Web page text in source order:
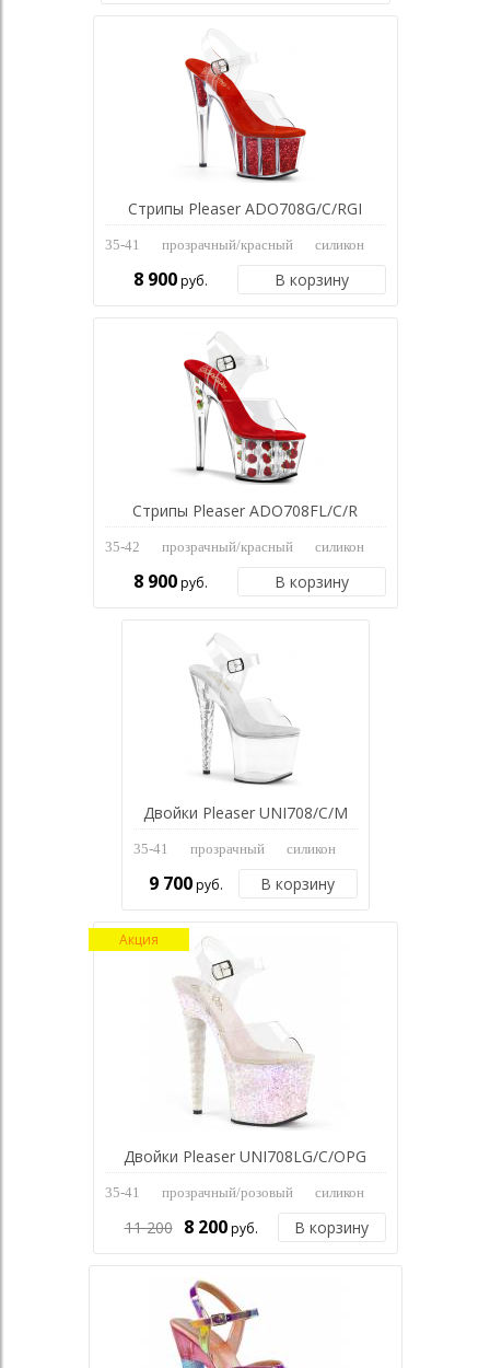
Стрипы Pleaser ADO708G/C/RGI
35-41 прозрачный/красный силикон
8 900руб. В корзину
Стрипы Pleaser ADO708FL/C/R
35-42 прозрачный/красный силикон
8 900руб. В корзину
Двойки Pleaser UNI708/C/M
35-41 прозрачный силикон
9 700руб. В корзину
Акция
Двойки Pleaser UNI708LG/C/OPG
35-41 прозрачный/розовый силикон
11 200 8 200руб. В корзину